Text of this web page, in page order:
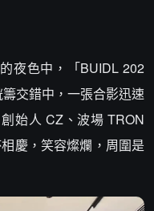
夜色中，「BUIDL 202
交錯中，一張合影迅速
始人 CZ、波場 TRON
慶，笑容燦爛，周圍是